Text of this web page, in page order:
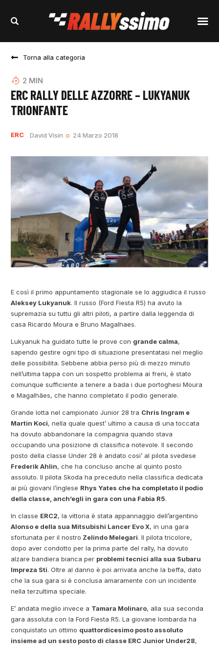
Torna alla categoria
2 MIN
ERC RALLY DELLE AZZORRE – LUKYANUK
TRIONFANTE
ERC David Visin 24 Marzo 2018
E così il primo appuntamento stagionale se lo aggiudica il russo
Aleksey Lukyanuk. Il russo (Ford Fiesta R5) ha avuto la
supremazia su tuttu gli altri piloti, a partire dalla leggenda di
casa Ricardo Moura e Bruno Magalhaes.
Lukyanuk ha guidato tutte le prove con grande calma,
sapendo gestire ogni tipo di situazione presentatasi nel meglio
delle possibilita. Sebbene abbia perso più di mezzo minuto
nell’ultima tappa con un sospetto problema ai freni, è stato
comunque sufficiente a tenere a bada i due portoghesi Moura
e Magalhães, che hanno completato il podio generale.
Grande lotta nel campionato Junior 28 tra Chris Ingram e
Martin Koci, nella quale quest’ ultimo a causa di una toccata
ha dovuto abbandonare la compagnia quando stava
occupando una posizione di classifica notevole. Il secondo
posto della classe Under 28 è andato cosi’ al pilota svedese
Frederik Ahlin, che ha concluso anche al quinto posto
assoluto. Il pilota Skoda ha preceduto nella classifica dedicata
ai più giovani l’inglese Rhys Yates che ha completato il podio
della classe, anch’egli in gara con una Fabia R5.
In classe ERC2, la vittoria è stata appannaggio dell’argentino
Alonso e della sua Mitsubishi Lancer Evo X, in una gara
sfortunata per il nostro Zelindo Melegari. Il pilota tricolore,
dopo aver condotto per la prima parte del rally, ha dovuto
alzare bandiera bianca per problemi tecnici alla sua Subaru
Impreza Sti. Oltre al danno è poi arrivata anche la beffa, dato
che la sua gara si è conclusa amaramente con un incidente
nella terzultima speciale.
E’ andata meglio invece a Tamara Molinaro, alla sua seconda
gara assoluta con la Ford Fiesta R5. La giovane lombarda ha
conquistato un ottimo quattordicesimo posto assoluto
insieme ad un sesto posto di classe ERC Junior Under28,